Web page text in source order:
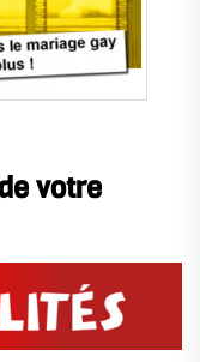
votre